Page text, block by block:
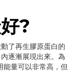
?
了再生膠原蛋白的
逐漸展現出來。為
能量可以非常高，但